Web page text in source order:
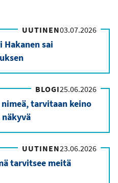
UUTINEN03.07.2026
sai
BLOGI25.06.2026
tarvitaan keino
UUTINEN23.06.2026
tarvitsee meitä